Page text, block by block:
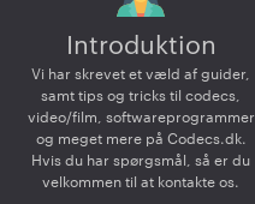
Introduktion
Vi har skrevet et væld af guider,
samt tips og tricks til codecs,
video/film, softwareprogrammer
og meget mere på Codecs.dk.
Hvis du har spørgsmål, så er du
velkommen til at kontakte os.